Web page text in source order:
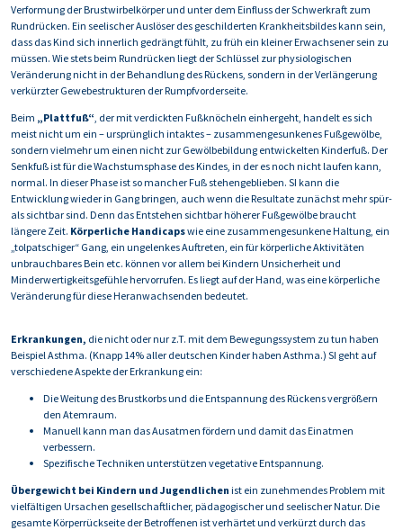
Verformung der Brustwirbelkörper und unter dem Einfluss der Schwerkraft zum
Rundrücken. Ein seelischer Auslöser des geschilderten Krankheitsbildes kann sein,
dass das Kind sich innerlich gedrängt fühlt, zu früh ein kleiner Erwachsener sein zu
müssen. Wie stets beim Rundrücken liegt der Schlüssel zur physiologischen
Veränderung nicht in der Behandlung des Rückens, sondern in der Verlängerung
verkürzter Gewebestrukturen der Rumpfvorderseite.
Beim „Plattfuß“ , der mit verdickten Fußknöcheln einhergeht, handelt es sich
meist nicht um ein – ursprünglich intaktes – zusammengesunkenes Fußgewölbe,
sondern vielmehr um einen nicht zur Gewölbebildung entwickelten Kinderfuß. Der
Senkfuß ist für die Wachstumsphase des Kindes, in der es noch nicht laufen kann,
normal. In dieser Phase ist so mancher Fuß stehengeblieben. SI kann die
Entwicklung wieder in Gang bringen, auch wenn die Resultate zunächst mehr spür-
als sichtbar sind. Denn das Entstehen sichtbar höherer Fußgewölbe braucht
längere Zeit. Körperliche Handicapswie eine zusammengesunkene Haltung, ein
„tolpatschiger“ Gang, ein ungelenkes Auftreten, ein für körperliche Aktivitäten
unbrauchbares Bein etc. können vor allem bei Kindern Unsicherheit und
Minderwertigkeitsgefühle hervorrufen. Es liegt auf der Hand, was eine körperliche
Veränderung für diese Heranwachsenden bedeutet.
Erkrankungen, die nicht oder nur z.T. mit dem Bewegungssystem zu tun haben
Beispiel Asthma. (Knapp 14% aller deutschen Kinder haben Asthma.) SI geht auf
verschiedene Aspekte der Erkrankung ein:
Die Weitung des Brustkorbs und die Entspannung des Rückens vergrößern
den Atemraum.
Manuell kann man das Ausatmen fördern und damit das Einatmen
verbessern.
Spezifische Techniken unterstützen vegetative Entspannung.
Übergewicht bei Kindern und Jugendlichen ist ein zunehmendes Problem mit
vielfältigen Ursachen gesellschaftlicher, pädagogischer und seelischer Natur. Die
gesamte Körperrückseite der Betroffenen ist verhärtet und verkürzt durch das